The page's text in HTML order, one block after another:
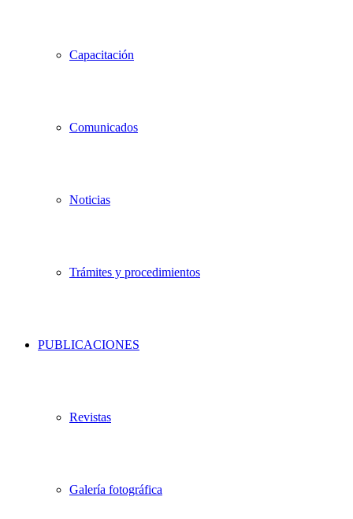
Capacitación
Comunicados
Noticias
Trámites y procedimientos
PUBLICACIONES
Revistas
Galería fotográfica